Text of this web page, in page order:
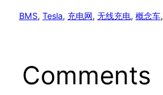
BMS, Tesla, 充电网, 无线充电, 概念车,
Comments